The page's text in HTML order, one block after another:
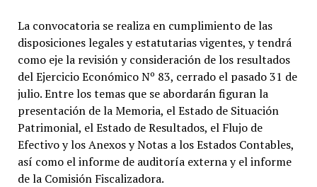
La convocatoria se realiza en cumplimiento de las
disposiciones legales y estatutarias vigentes, y tendrá
como eje la revisión y consideración de los resultados
del Ejercicio Económico Nº 83, cerrado el pasado 31 de
julio. Entre los temas que se abordarán figuran la
presentación de la Memoria, el Estado de Situación
Patrimonial, el Estado de Resultados, el Flujo de
Efectivo y los Anexos y Notas a los Estados Contables,
así como el informe de auditoría externa y el informe
de la Comisión Fiscalizadora.